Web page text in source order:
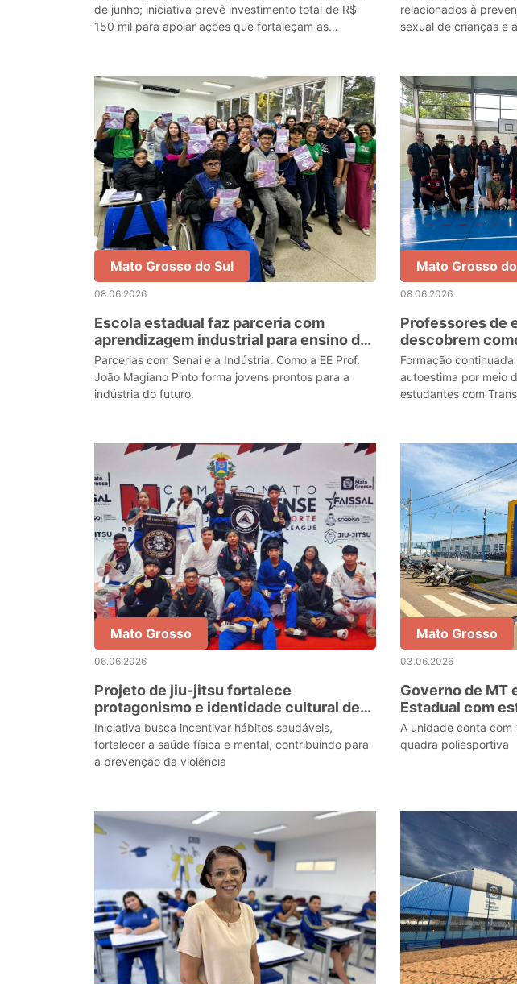
de junho; iniciativa prevê investimento total de R$
150 mil para apoiar ações que fortaleçam as
relacionados à
sexual de crianças e
Mato Grosso do Sul
08.06.2026
Escola estadual faz parceria com
aprendizagem industrial para ensino de
mecatrônica
Parcerias com Senai e a Indústria. Como a EE Prof.
João Magiano Pinto forma jovens prontos para a
indústria do futuro.
Mato Grosso
08.06.2026
Professores de
descobrem
estudantes com
Formação
autoestima por meio
estudantes com
Mato Grosso
06.06.2026
Projeto de jiu-jitsu fortalece
protagonismo e identidade cultural de
estudantes indígenas em Brasnorte
Iniciativa busca incentivar hábitos saudáveis,
fortalecer a saúde física e mental, contribuindo para
a prevenção da violência
Mato Grosso
03.06.2026
Governo de MT
Estadual com
mais de 1 mil
A unidade conta com
quadra poliesportiva